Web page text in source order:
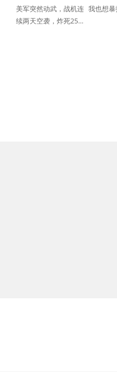
美军突然动武，战机连
续两天空袭，炸死25名
我也想